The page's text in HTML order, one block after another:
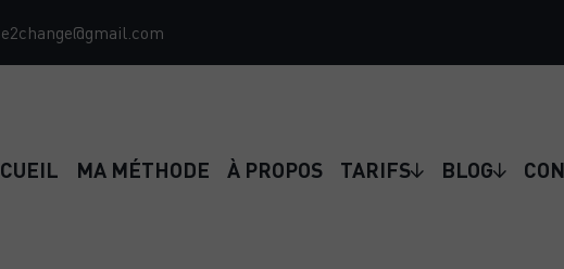
MA MÉTHODE À PROPOS TARIFS BLOG